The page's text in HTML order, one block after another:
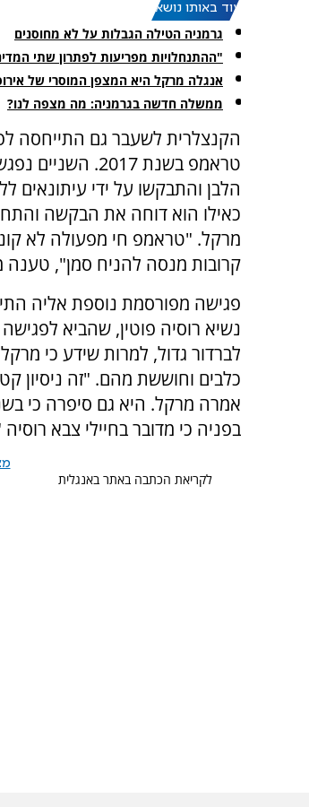
עוד באותו נושא:
גרמניה הטילה הגבלות על לא מחוסנים
"ההתנחלויות מפריעות לפתרון שתי
אנגלה מרקל היא המצפן המוסרי של
ממשלה חדשה בגרמניה: מה מצפה לנו?
הקנצלרית לשעבר גם התייחסה
טראמפ בשנת 2017.
הלבן והתבקשו על ידי עיתונאים
כאילו הוא דוחה את הבקשה
מרקל. "טראמפ חי מפעולה לא
קרובות מנסה להניח סמן", טענה
פגישה מפורסמת נוספת אליה
לברדור גדול, למרות שידע כי
כלבים וחוששת מהם. "זה ניסיון
בפניה כי מדובר בחיילי צבא
לקריאת הכתבה באתר באנגלית